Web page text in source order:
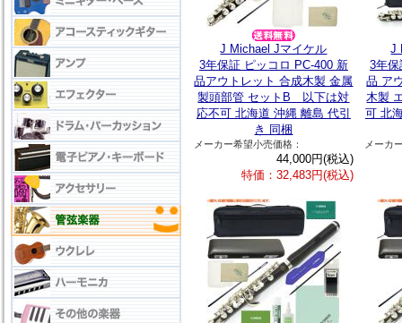
J Michael Jマイケル
3年保証 ピッコロ PC-400 新
品アウトレット 合成木製 金属
製頭部管 セットB 以下は対
応不可 北海道 沖縄 離島 代引
き 同梱
メーカー希望小売価格：
44,000円(税込)
特価：32,483円(税込)
J
3年
品 ア
木製
可 北
メーカ